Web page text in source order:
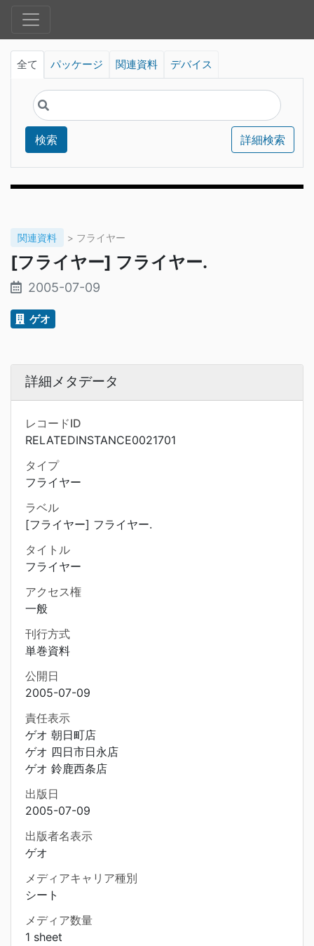
全て パッケージ 関連資料 デバイス
検索 詳細検索
関連資料 > フライヤー
[フライヤー] フライヤー.
2005-07-09
ゲオ
詳細メタデータ
レコードID
RELATEDINSTANCE0021701
タイプ
フライヤー
ラベル
[フライヤー] フライヤー.
タイトル
フライヤー
アクセス権
一般
刊行方式
単巻資料
公開日
2005-07-09
責任表示
ゲオ 朝日町店
ゲオ 四日市日永店
ゲオ 鈴鹿西条店
出版日
2005-07-09
出版者名表示
ゲオ
メディアキャリア種別
シート
メディア数量
1 sheet